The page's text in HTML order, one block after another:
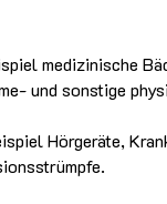
medizinische
und sonstige
Hörgeräte,